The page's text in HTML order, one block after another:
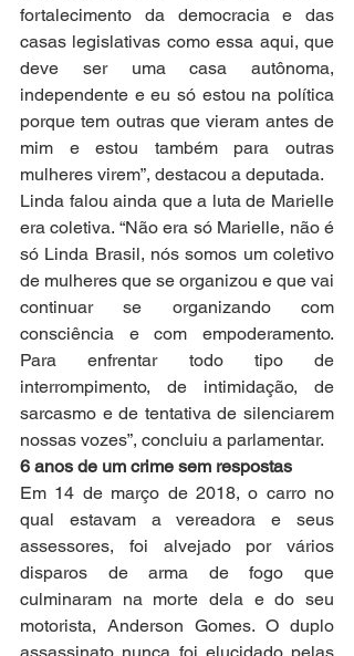
fortalecimento da democracia e das
casas legislativas como essa aqui, que
deve ser uma casa autônoma,
independente e eu só estou na política
porque tem outras que vieram antes de
mim e estou também para outras
mulheres virem”, destacou a deputada.
Linda falou ainda que a luta de Marielle
era coletiva. “Não era só Marielle, não é
só Linda Brasil, nós somos um coletivo
de mulheres que se organizou e que vai
continuar se organizando com
consciência e com empoderamento.
Para enfrentar todo tipo de
interrompimento, de intimidação, de
sarcasmo e de tentativa de silenciarem
nossas vozes”, concluiu a parlamentar.
6 anos de um crime sem respostas
Em 14 de março de 2018, o carro no
qual estavam a vereadora e seus
assessores, foi alvejado por vários
disparos de arma de fogo que
culminaram na morte dela e do seu
motorista, Anderson Gomes. O duplo
assassinato nunca foi elucidado pelas